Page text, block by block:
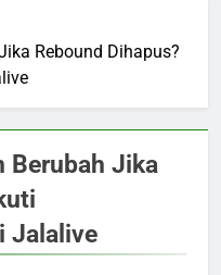
Rebound Dihapus?
Berubah Jika
Jalalive